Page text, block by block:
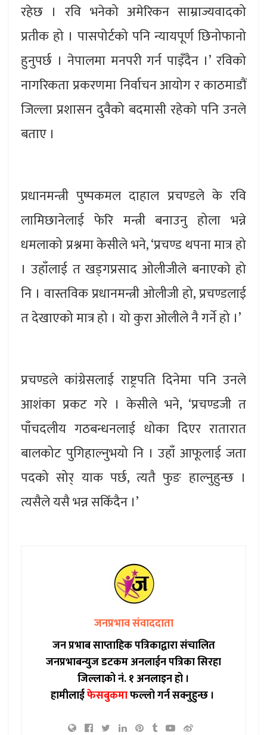
रहेछ । रवि भनेको अमेरिकन साम्राज्यवादको
प्रतीक हो । पासपोर्टको पनि न्यायपूर्ण छिनोफानो
हुनुपर्छ । नेपालमा मनपरी गर्न पाइँदैन ।’ रविको
नागरिकता प्रकरणमा निर्वाचन आयोग र काठमाडौं
जिल्ला प्रशासन दुवैको बदमासी रहेको पनि उनले
बताए ।
प्रधानमन्त्री पुष्पकमल दाहाल प्रचण्डले के रवि
लामिछानेलाई फेरि मन्त्री बनाउनु होला भन्ने
धमलाको प्रश्नमा केसीले भने, ‘प्रचण्ड थपना मात्र हो
। उहाँलाई त खड्गप्रसाद ओलीजीले बनाएको हो
नि । वास्तविक प्रधानमन्त्री ओलीजी हो, प्रचण्डलाई
त देखाएको मात्र हो । यो कुरा ओलीले नै गर्ने हो ।’
प्रचण्डले कांग्रेसलाई राष्ट्रपति दिनेमा पनि उनले
आशंका प्रकट गरे । केसीले भने, ‘प्रचण्डजी त
पाँचदलीय गठबन्धनलाई धोका दिएर रातारात
बालकोट पुगिहाल्नुभयो नि । उहाँ आफूलाई जता
पदको सोर् याक पर्छ, त्यतै फुङ हाल्नुहुन्छ ।
त्यसैले यसै भन्न सकिँदैन ।’
जनप्रभाव संवाददाता
जन प्रभाब साप्ताहिक पत्रिकाद्वारा संचालित
जनप्रभाबन्युज डटकम अनलाईन पत्रिका सिरहा
जिल्लाको नं. १ अनलाइन हो ।
हामीलाईफेसबुकमाफल्लो गर्न सक्नुहुन्छ ।